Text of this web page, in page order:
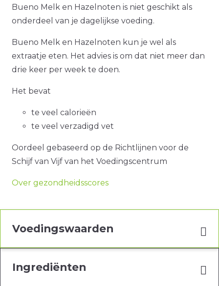
Bueno Melk en Hazelnoten is niet geschikt als
onderdeel van je dagelijkse voeding.
Bueno Melk en Hazelnoten kun je wel als
extraatje eten. Het advies is om dat niet meer dan
drie keer per week te doen.
Het bevat
te veel calorieën
te veel verzadigd vet
Oordeel gebaseerd op de Richtlijnen voor de
Schijf van Vijf van het Voedingscentrum
Over gezondheidsscores
Voedingswaarden
Ingrediënten